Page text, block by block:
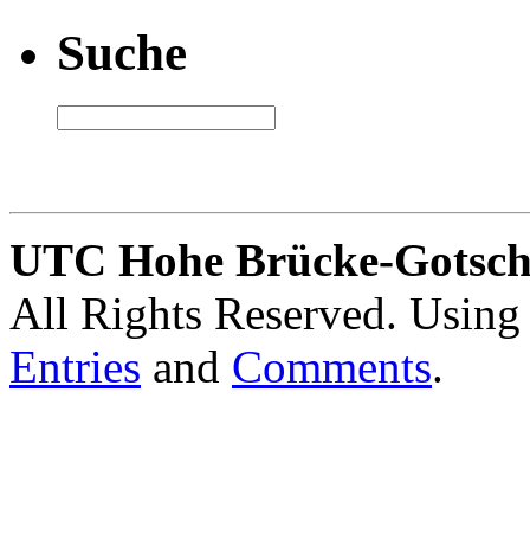
Suche
UTC Hohe Brücke-
All Rights Reserved.
Entries and Comments.